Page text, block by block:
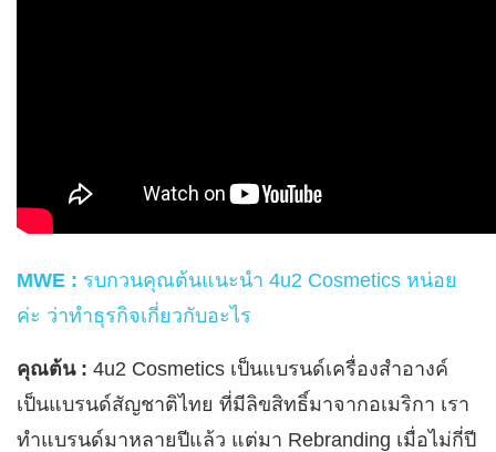
MWE : รบกวนคุณต้นแนะนำ 4u2 Cosmetics หน่อย
ค่ะ ว่าทำธุรกิจเกี่ยวกับอะไร
คุณต้น : 4u2 Cosmetics เป็นแบรนด์เครื่องสำอางค์
เป็นแบรนด์สัญชาติไทย ที่มีลิขสิทธิ์มาจากอเมริกา เรา
ทำแบรนด์มาหลายปีแล้ว แต่มา Rebranding เมื่อไม่กี่ปี